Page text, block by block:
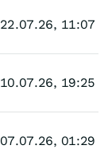
22.07.26, 11:07
10.07.26, 19:25
07.07.26, 01:29